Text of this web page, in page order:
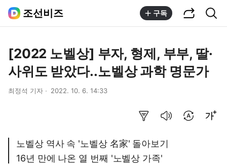
조선비즈 구독
[2022 노벨상] 부자, 형제, 부부, 딸·
사위도 받았다..노벨상 과학 명문가
최정석 기자 2022. 10. 6. 14:33
노벨상 역사 속 '노벨상 名家' 돌아보기
16년 만에 나온 열 번째 '노벨상 가족'